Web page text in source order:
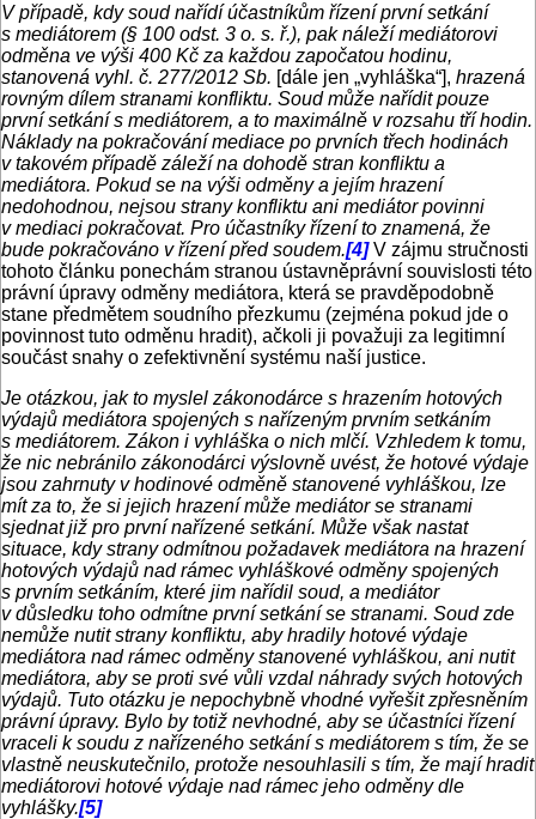
V případě, kdy soud nařídí účastníkům řízení první setkání
s mediátorem (§ 100 odst. 3 o. s. ř.), pak náleží mediátorovi
odměna ve výši 400 Kč za každou započatou hodinu,
stanovená vyhl. č. 277/2012 Sb. [dále jen „vyhláška“], hrazená
rovným dílem stranami konfliktu. Soud může nařídit pouze
první setkání s mediátorem, a to maximálně v rozsahu tří hodin.
Náklady na pokračování mediace po prvních třech hodinách
v takovém případě záleží na dohodě stran konfliktu a
mediátora. Pokud se na výši odměny a jejím hrazení
nedohodnou, nejsou strany konfliktu ani mediátor povinni
v mediaci pokračovat. Pro účastníky řízení to znamená, že
bude pokračováno v řízení před soudem.[4]V zájmu stručnosti
tohoto článku ponechám stranou ústavněprávní souvislosti této
právní úpravy odměny mediátora, která se pravděpodobně
stane předmětem soudního přezkumu (zejména pokud jde o
povinnost tuto odměnu hradit), ačkoli ji považuji za legitimní
součást snahy o zefektivnění systému naší justice.
Je otázkou, jak to myslel zákonodárce s hrazením hotových
výdajů mediátora spojených s nařízeným prvním setkáním
s mediátorem. Zákon i vyhláška o nich mlčí. Vzhledem k tomu,
že nic nebránilo zákonodárci výslovně uvést, že hotové výdaje
jsou zahrnuty v hodinové odměně stanovené vyhláškou, lze
mít za to, že si jejich hrazení může mediátor se stranami
sjednat již pro první nařízené setkání. Může však nastat
situace, kdy strany odmítnou požadavek mediátora na hrazení
hotových výdajů nad rámec vyhláškové odměny spojených
s prvním setkáním, které jim nařídil soud, a mediátor
v důsledku toho odmítne první setkání se stranami. Soud zde
nemůže nutit strany konfliktu, aby hradily hotové výdaje
mediátora nad rámec odměny stanovené vyhláškou, ani nutit
mediátora, aby se proti své vůli vzdal náhrady svých hotových
výdajů. Tuto otázku je nepochybně vhodné vyřešit zpřesněním
právní úpravy. Bylo by totiž nevhodné, aby se účastníci řízení
vraceli k soudu z nařízeného setkání s mediátorem s tím, že se
vlastně neuskutečnilo, protože nesouhlasili s tím, že mají hradit
mediátorovi hotové výdaje nad rámec jeho odměny dle
vyhlášky.[5]